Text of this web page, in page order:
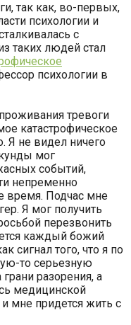
так как, во-первых,
психологии и
с
таких людей стал
психологии в
тревоги
катастрофическое
Я не видел ничего
мог
событий,
непременно
время. Подчас мне
Я мог получить
перезвонить
каждый божий
сигнал того, что я по
то серьезную
разорения, а
медицинской
мне придется жить с